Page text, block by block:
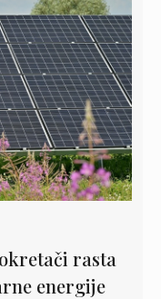
rasta
energije